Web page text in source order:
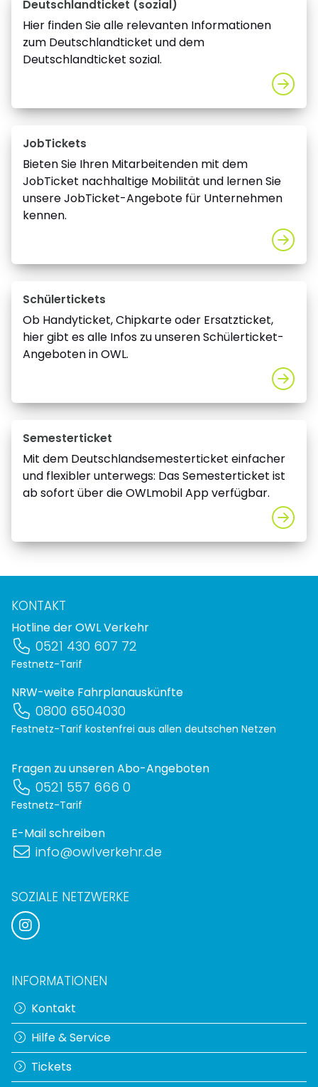
Deutschlandticket (sozial)
Hier finden Sie alle relevanten Informationen
zum Deutschlandticket und dem
Deutschlandticket sozial.
JobTickets
Bieten Sie Ihren Mitarbeitenden mit dem
JobTicket nachhaltige Mobilität und lernen Sie
unsere JobTicket-Angebote für Unternehmen
kennen.
Schülertickets
Ob Handyticket, Chipkarte oder Ersatzticket,
hier gibt es alle Infos zu unseren Schülerticket-
Angeboten in OWL.
Semesterticket
Mit dem Deutschlandsemesterticket einfacher
und flexibler unterwegs: Das Semesterticket ist
ab sofort über die OWLmobil App verfügbar.
KONTAKT
Hotline der OWL Verkehr
0521 430 607 72
Festnetz-Tarif
NRW-weite Fahrplanauskünfte
0800 6504030
Festnetz-Tarif kostenfrei aus allen deutschen Netzen
Fragen zu unseren Abo-Angeboten
0521 557 666 0
Festnetz-Tarif
E-Mail schreiben
info@owlverkehr.de
SOZIALE NETZWERKE
INFORMATIONEN
Kontakt
Hilfe & Service
Tickets